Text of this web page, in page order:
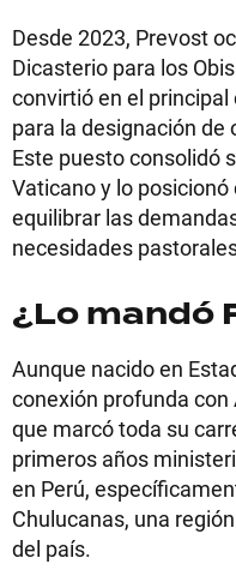
Desde 2023, Prevost
Dicasterio para los
convirtió en el principal
para la designación de
Este puesto consolidó
Vaticano y lo
equilibrar las
necesidades
¿Lo mandó
Aunque nacido en
conexión profunda
que marcó toda su
primeros años
en Perú,
Chulucanas, una
del país.